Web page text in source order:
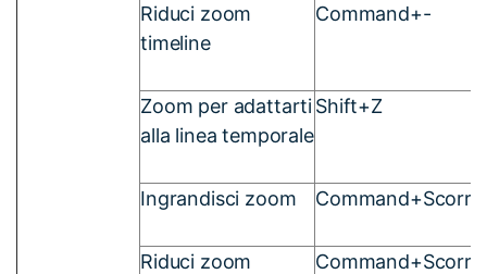
Riduci zoom
timeline
Command+-
Zoom per adattarti
alla linea temporale
Shift+Z
Ingrandisci zoom Command+Scorri
Riduci zoom Command+Scorri